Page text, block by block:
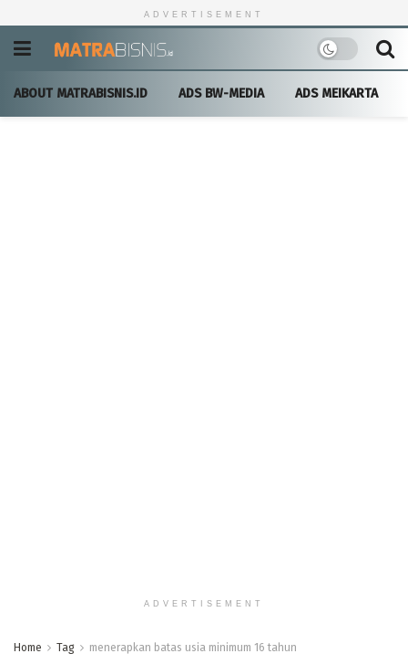
ADVERTISEMENT
ABOUT MATRABISNIS.ID ADS BW-MEDIA ADS MEIKARTA
ADVERTISEMENT
Home Tag menerapkan batas usia minimum 16 tahun